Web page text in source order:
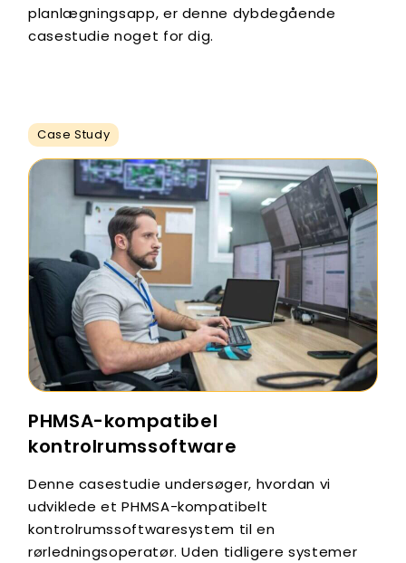
planlægningsapp, er denne dybdegående
casestudie noget for dig.
Case Study
PHMSA-kompatibel
kontrolrumssoftware
Denne casestudie undersøger, hvordan vi
udviklede et PHMSA-kompatibelt
kontrolrumssoftwaresystem til en
rørledningsoperatør. Uden tidligere systemer